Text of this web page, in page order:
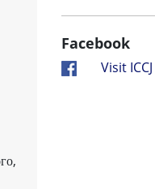
Facebook
Visit